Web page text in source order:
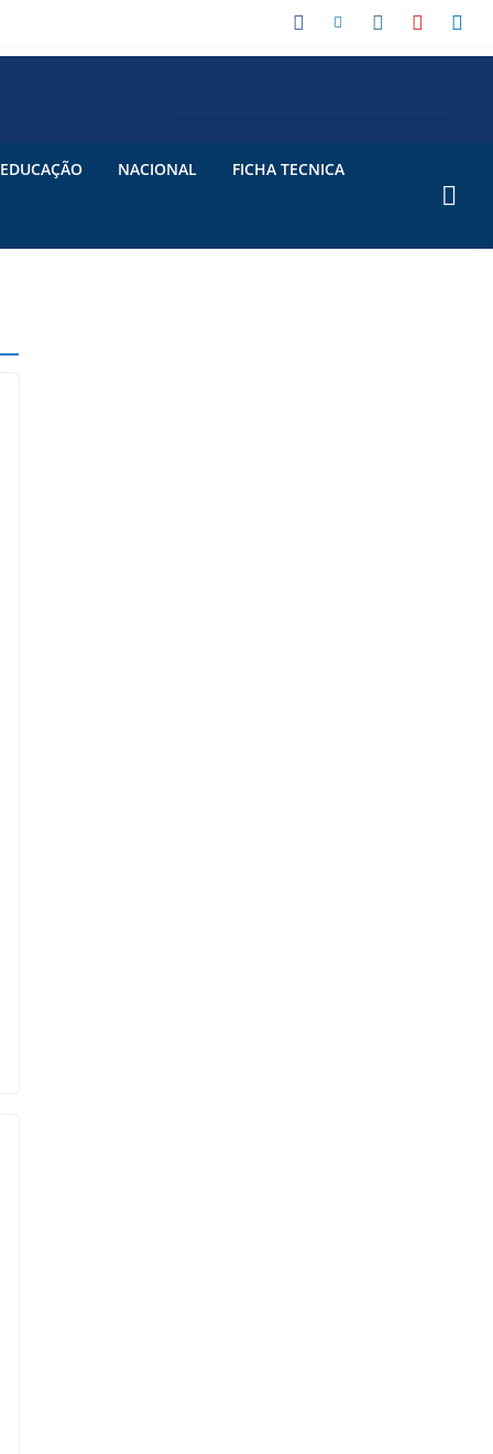
EDUCAÇÃO NACIONAL FICHA TECNICA